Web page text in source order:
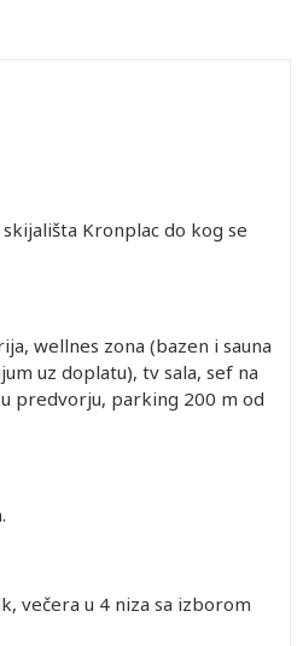
Kronplac do kog se
wellnes zona (bazen i sauna
uz doplatu), tv sala, sef na
predvorju, parking 200 m od
večera u 4 niza sa izborom